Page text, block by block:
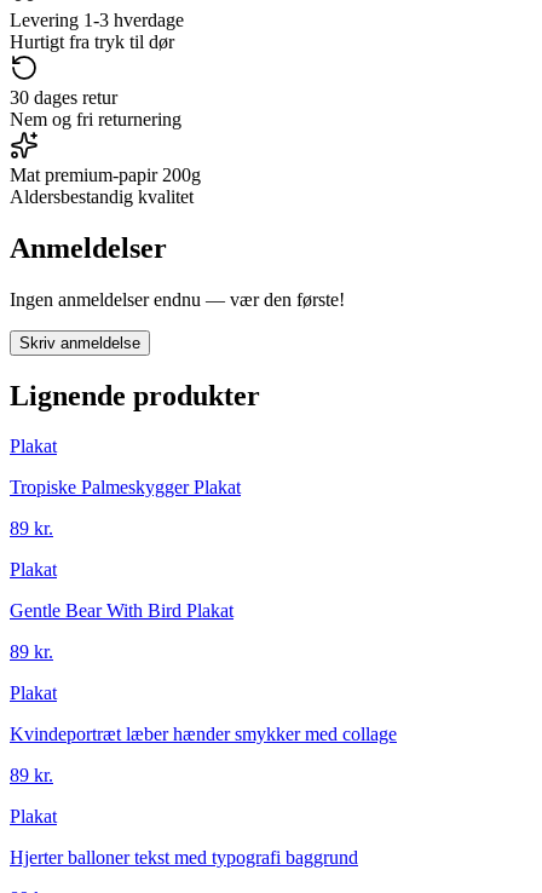
Levering 1-3 hverdage
Hurtigt fra tryk til dør
30 dages retur
Nem og fri returnering
Mat premium-papir 200g
Aldersbestandig kvalitet
Anmeldelser
Ingen anmeldelser endnu — vær den første!
Skriv anmeldelse
Lignende produkter
Plakat
Tropiske Palmeskygger Plakat
89 kr.
Plakat
Gentle Bear With Bird Plakat
89 kr.
Plakat
Kvindeportræt læber hænder smykker med collage
89 kr.
Plakat
Hjerter balloner tekst med typografi baggrund